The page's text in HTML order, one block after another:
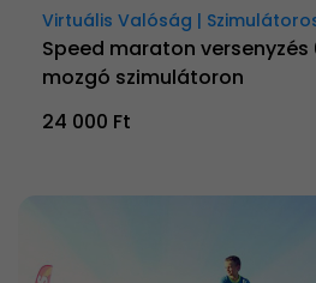
Virtuális Valóság |
Speed maraton versenyzés
mozgó szimulátoron
24 000 Ft